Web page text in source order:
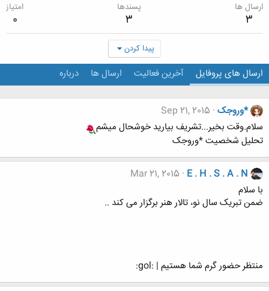
ارسال ها
3
پسندها
3
امتیاز
0
پیدا کردن
ارسال های پروفایل آخرین فعالیت ارسال ها درباره
*وروجک Sep 21, 2015
سلام.وقت بخیر...تشریف بیارید خوشحال میشم
تحلیل شخصیت *وروجک
E . H . S . A . N
Mar 21, 2015
با سلام
ضمن تبریک سال نو، تالار هنر برگزار می کند ..
منتظر حضور گرم شما هستیم | :gol: